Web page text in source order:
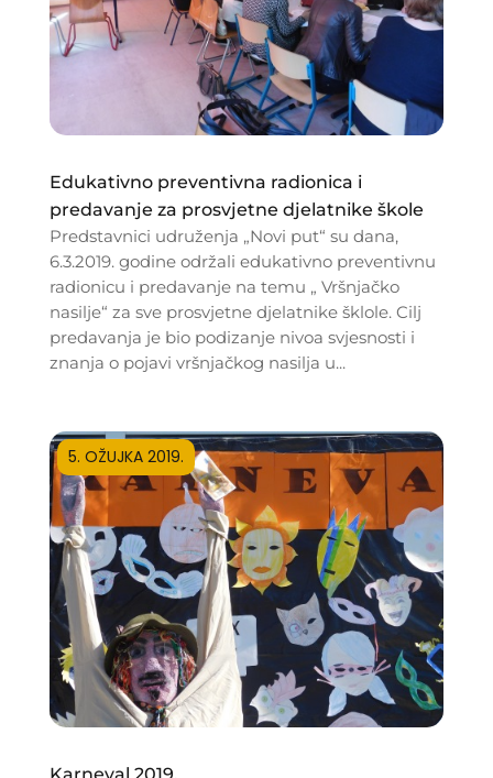
Edukativno preventivna radionica i
predavanje za prosvjetne djelatnike škole
Predstavnici udruženja „Novi put“ su dana,
6.3.2019. godine održali edukativno preventivnu
radionicu i predavanje na temu „ Vršnjačko
nasilje“ za sve prosvjetne djelatnike šklole. Cilj
predavanja je bio podizanje nivoa svjesnosti i
znanja o pojavi vršnjačkog nasilja u...
Karneval 2019.
5. OŽUJKA 2019.